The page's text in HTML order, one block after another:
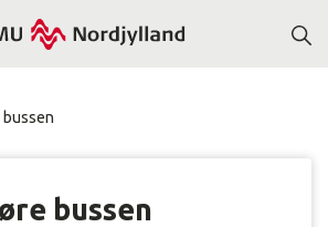
bussen